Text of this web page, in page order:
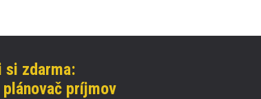
si zdarma:
príjmov